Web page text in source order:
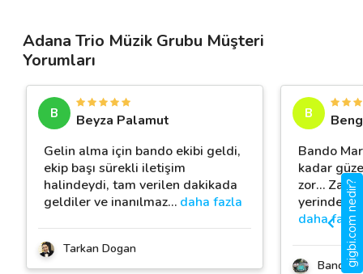
Adana Trio Müzik Grubu Müşteri
Yorumları
B
Beyza Palamut
Gelin alma için bando ekibi geldi,
ekip başı sürekli iletişim
halindeydi, tam verilen dakikada
geldiler ve inanılmaz… daha fazla
Tarkan Dogan
B
Bando
kadar
zor…
yerinden
daha fazla
Bandogigbi.com nedir?